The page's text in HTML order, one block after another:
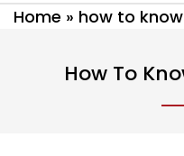
Home » how to
How To